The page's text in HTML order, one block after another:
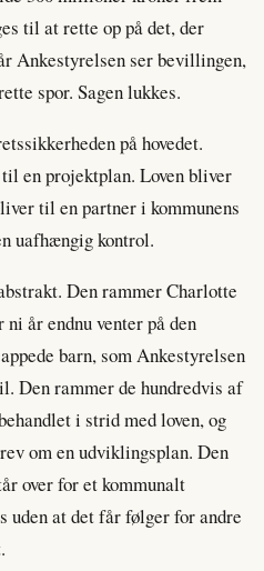
til at rette op på det, der
Ankestyrelsen ser bevillingen,
spor. Sagen lukkes.
på hovedet.
en projektplan. Loven bliver
til en partner i kommunens
uafhængig kontrol.
Den rammer Charlotte
år endnu venter på den
barn, som Ankestyrelsen
Den rammer de hundredvis af
i strid med loven, og
om en udviklingsplan. Den
over for et kommunalt
uden at det får følger for andre